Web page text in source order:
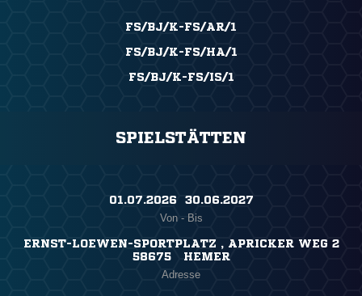
FS/BJ/K-FS/AR/1
FS/BJ/K-FS/HA/1
FS/BJ/K-FS/IS/1
SPIELSTÄTTEN
01.07.2026 ​ 30.06.2027
Von - Bis
ERNST-LOEWEN-SPORTPLATZ , APRICKER WEG 2
58675 HEMER
Adresse